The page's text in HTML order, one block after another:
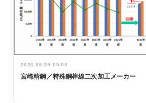
2026.05.29 05:00
宮崎精鋼／特殊鋼棒線二次加工メーカー